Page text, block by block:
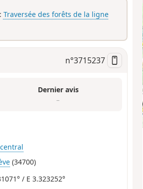
Traversée des forêts de la ligne
n°3715237
Dernier avis
–
(34700)
/ E 3.323252°